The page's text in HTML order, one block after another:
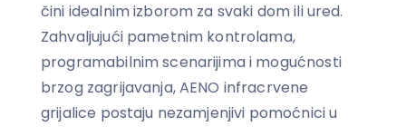
čini idealnim izborom za svaki dom ili ured.
Zahvaljujući pametnim kontrolama,
programabilnim scenarijima i mogućnosti
brzog zagrijavanja, AENO infracrvene
grijalice postaju nezamjenjivi pomoćnici u